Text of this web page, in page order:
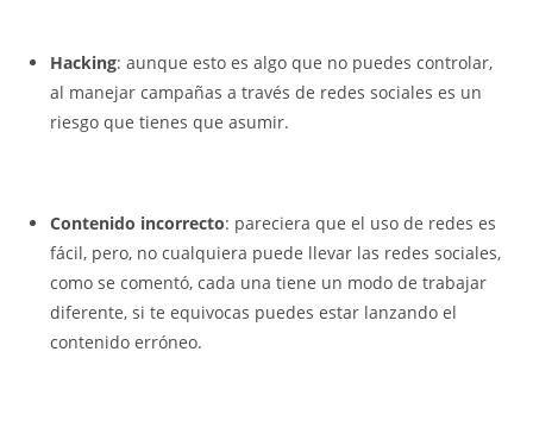
Hacking: aunque esto es algo que no puedes controlar,
al manejar campañas a través de redes sociales es un
riesgo que tienes que asumir.
Contenido incorrecto: pareciera que el uso de redes es
fácil, pero, no cualquiera puede llevar las redes sociales,
como se comentó, cada una tiene un modo de trabajar
diferente, si te equivocas puedes estar lanzando el
contenido erróneo.